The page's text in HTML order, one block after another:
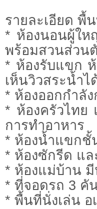
รายละเอียด พื้
* ห้องนอนผู้ให
พร้อมสวนส่วน
* ห้องรับแขก
เห็นวิวสระน้ำไ
* ห้องออกกำลั
* ห้องครัวไทย
การทำอาหาร
* ห้องน้ำแขกชั้
* ห้องซักรีด แล
* ห้องแม่บ้าน
* ที่จอดรถ 3 คั
* พื้นที่นั่งเล่น อ